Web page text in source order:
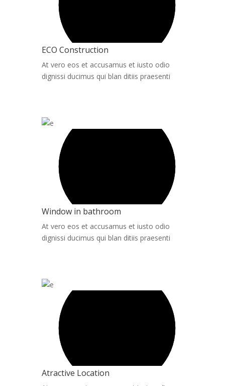
ECO Construction
At vero eos et accusamus et iusto odio
dignissi ducimus qui blan ditiis praesenti
Window in bathroom
At vero eos et accusamus et iusto odio
dignissi ducimus qui blan ditiis praesenti
Atractive Location